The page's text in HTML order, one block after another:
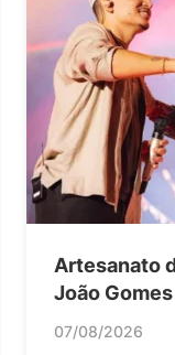
Artesanato
João Gomes
07/08/2026